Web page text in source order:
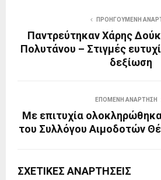
ΠΡΟΗΓΟΎΜΕΝΗ
Παντρεύτηκαν Χάρης
Πολυτάνου – Στιγμές
δεξίωση
ΕΠΌΜΕΝΗ ΑΝΆΡΤΗΣΗ
Με επιτυχία
του Συλλόγου Αιμοδοτών
ΣΧΕΤΙΚΈΣ ΑΝΑΡΤΉΣΕΙΣ